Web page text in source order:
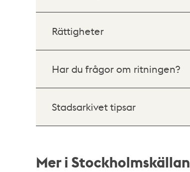
Rättigheter
Har du frågor om ritningen?
Stadsarkivet tipsar
Mer i Stockholmskällan